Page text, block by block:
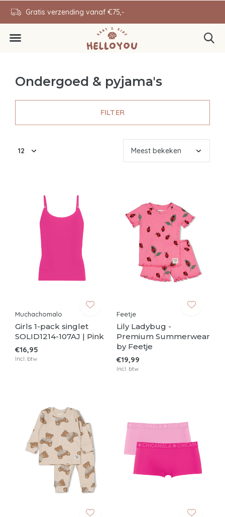
Gratis verzending vanaf €75,-
Ondergoed & pyjama's
FILTER
Muchachomalo
Girls 1-pack singlet
SOLID1214-107AJ | Pink
€16,95
Incl. btw
Feetje
Lily Ladybug -
Premium Summerwear
by Feetje
€19,99
Incl. btw